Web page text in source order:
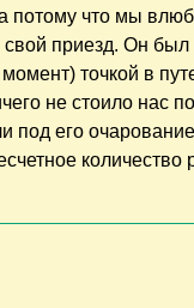
потому что мы
приезд. Он был
точкой в
не стоило нас
под его
количество